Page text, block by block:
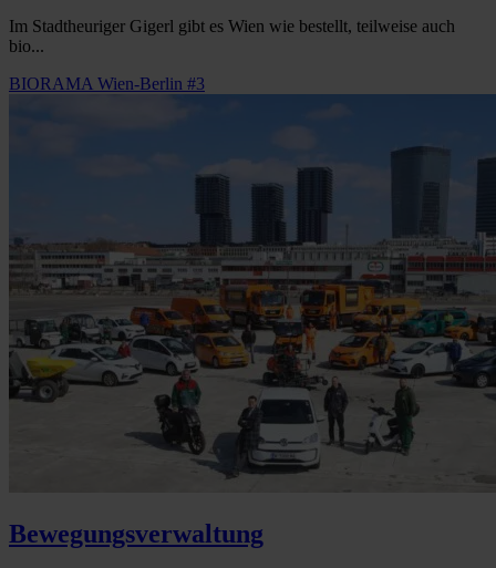
Im Stadtheuriger Gigerl gibt es Wien wie bestellt, teilweise auch
bio...
BIORAMA Wien-Berlin #3
Bewegungsverwaltung